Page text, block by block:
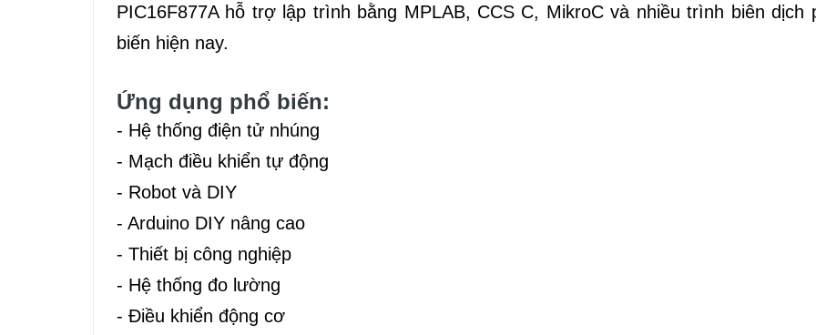
PIC16F877A hỗ trợ lập trình bằng MPLAB, CCS C, MikroC và nhiều trình biên dịch
biến hiện nay.
Ứng dụng phổ biến:
- Hệ thống điện tử nhúng
- Mạch điều khiển tự động
- Robot và DIY
- Arduino DIY nâng cao
- Thiết bị công nghiệp
- Hệ thống đo lường
- Điều khiển động cơ